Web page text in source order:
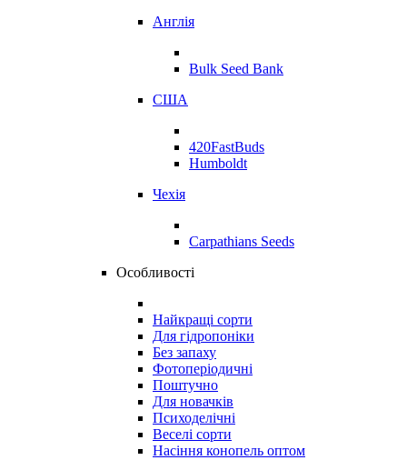
Англія
Bulk Seed Bank
США
420FastBuds
Humboldt
Чехія
Carpathians Seeds
Особливості
Найкращі сорти
Для гідропоніки
Без запаху
Фотоперіодичні
Поштучно
Для новачків
Психоделічні
Веселі сорти
Насіння конопель оптом